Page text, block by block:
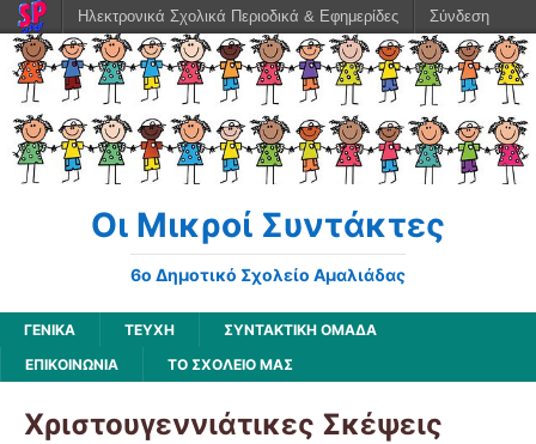
Οι Μικροί Συντάκτες
6ο Δημοτικό Σχολείο Αμαλιάδας
ΓΕΝΙΚΆ ΤΕΥΧΗ
ΣΥΝΤΑΚΤΙΚΗ ΟΜΑΔΑ
ΕΠΙΚΟΙΝΩΝΙΑ
ΤΟ ΣΧΟΛΕΙΟ ΜΑΣ
Χριστουγεννιάτικες Σκέψεις
Ηλεκτρονικά Σχολικά Περιοδικά & Εφημερίδες Σύνδεση